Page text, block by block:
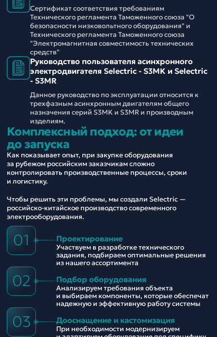
Сертификат соответствия требованиям
Технического регламента Таможенного союза "О
безопасности низковольтного оборудования" и
Технического регламента Таможенного союза
"Электромагнитная совместимость технических
средств"
Руководство пользователя асинхронного
электродвигателя Selectric - S3MK и Selectric
- S3MR
Данное руководство по эксплуатации относится к
трехфазным асинхронным двигателям общего
назначения серий S3MK и S3MR и производным
изделиям.
Комплексный подход: от идеи
до запуска
Как показывает опыт, при закупке оборудования
за рубежом российским заказчикам сложно
контролировать производственные процессы, сроки
и логистику.
Чтобы решить эти проблемы, мы создали Selectric —
российско-китайское производство современного
электрооборудования.
01 Проектирование
Участвуем в разработке технического
задания, подбираем оптимальные решения
из нашего ассортимента
02 Подбор оборудования
Анализируем требования объекта
и выбираем компоненты, которые обеспечат
надежную и эффективную работу системы
03 Дооснащение и кастомизация
При необходимости модернизируем